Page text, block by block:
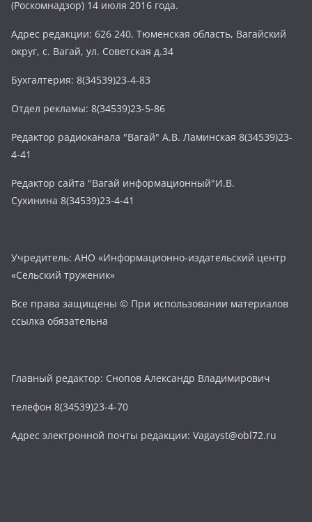
(Роскомнадзор) 14 июля 2016 года.
Адрес редакции: 626 240, Тюменская область, Вагайский
округ, с. Вагай, ул. Советская д.34
Бухгалтерия: 8(34539)23-4-83
Отдел рекламы: 8(34539)23-5-86
Редактор радиоканала "Вагай" А.В. Ламинская 8(34539)23-
4-41
Редактор сайта "Вагай информационный"И.В.
Сухинина 8(34539)23-4-41
Учредитель: АНО «Информационно-издательский центр
«Сельский труженик»
Все права защищены © При использовании материалов
ссылка обязательна
Главный редактор: Снопов Александр Владимирович
телефон 8(34539)23-4-70
Адрес электронной почты редакции: Vagayst@obl72.ru